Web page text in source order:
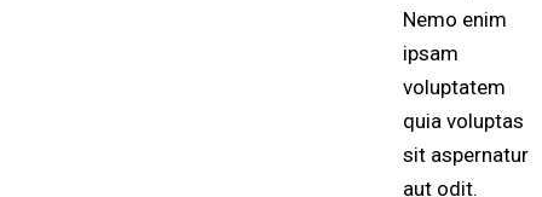
Nemo enim
ipsam
voluptatem
quia voluptas
sit aspernatur
aut odit.